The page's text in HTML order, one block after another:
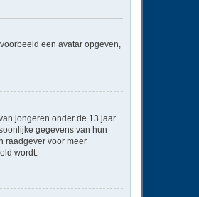
een avatar opgeven,
jongeren onder de 13 jaar
gegevens van hun
raadgever voor meer
wordt.